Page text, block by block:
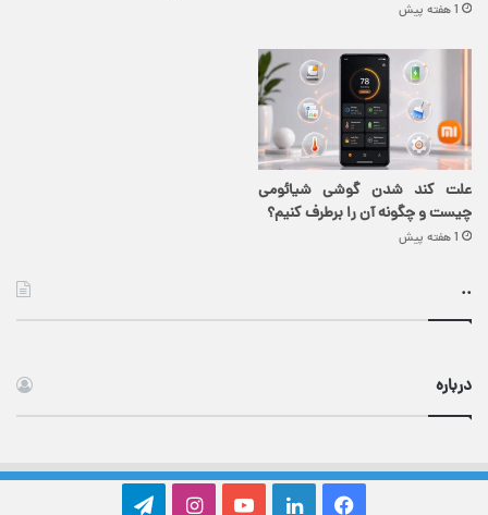
1 هفته پیش
علت کند شدن گوشی شیائومی
چیست و چگونه آن را برطرف کنیم؟
1 هفته پیش
..
درباره
فیس لینکدین یوتیوب اینستاگرام